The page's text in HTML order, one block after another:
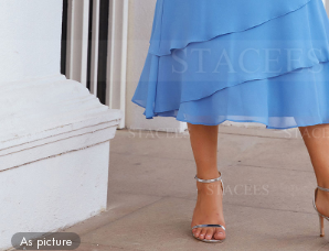
As picture